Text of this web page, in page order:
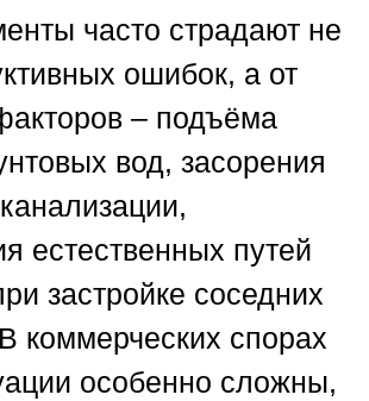
часто страдают не
ошибок, а от
– подъёма
вод, засорения
естественных путей
застройке соседних
коммерческих спорах
особенно сложны,